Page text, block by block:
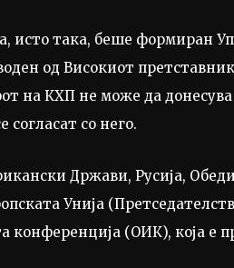
исто така, беше формиран
од Високиот
на КХП не може да
со него.
Држави, Русија,
Унија
конференција (ОИК), која е